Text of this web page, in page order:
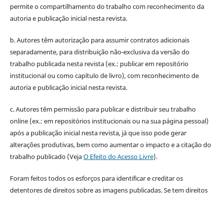
permite o compartilhamento do trabalho com reconhecimento da
autoria e publicação inicial nesta revista.
b. Autores têm autorização para assumir contratos adicionais
separadamente, para distribuição não-exclusiva da versão do
trabalho publicada nesta revista (ex.: publicar em repositório
institucional ou como capítulo de livro), com reconhecimento de
autoria e publicação inicial nesta revista.
c. Autores têm permissão para publicar e distribuir seu trabalho
online (ex.: em repositórios institucionais ou na sua página pessoal)
após a publicação inicial nesta revista, já que isso pode gerar
alterações produtivas, bem como aumentar o impacto e a citação do
trabalho publicado (VejaO Efeito do Acesso Livre).
Foram feitos todos os esforços para identificar e creditar os
detentores de direitos sobre as imagens publicadas. Se tem direitos